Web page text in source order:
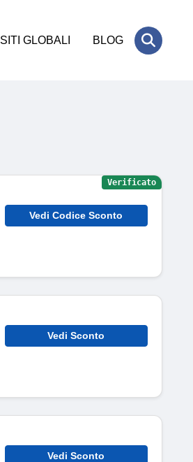
SITI GLOBALI BLOG
Vedi Codice Sconto
Verificato
Vedi Sconto
Vedi Sconto